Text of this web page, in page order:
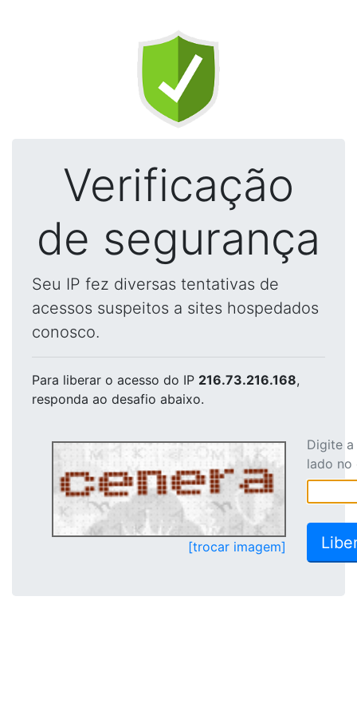
Verificação
de segurança
Seu IP fez diversas tentativas de
acessos suspeitos a sites hospedados
conosco.
Para liberar o acesso do IP 216.73.216.168,
responda ao desafio abaixo.
[trocar imagem]
Digite
lado no